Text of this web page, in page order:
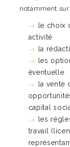
notamment sur
le choix
activité
la
les
éventuelle
la vente
capital
les
travail